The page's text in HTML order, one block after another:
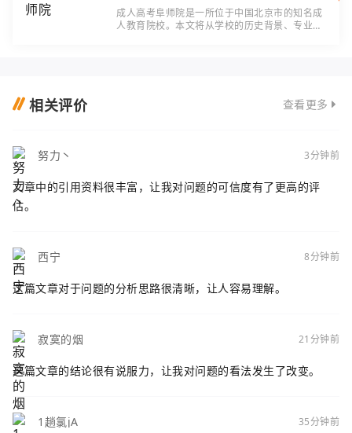
成人高考阜师院是一所位于中国北京市的知名成
人教育院校。本文将从学校的历史背景、专业设
相关评价 查看更多
努力丶 3分钟前
文章中的引用资料很丰富，让我对问题的可信度有了更高的评
估。
西宁 8分钟前
这篇文章对于问题的分析思路很清晰，让人容易理解。
寂寞的烟 21分钟前
这篇文章的结论很有说服力，让我对问题的看法发生了改变。
1趟氯jA 35分钟前